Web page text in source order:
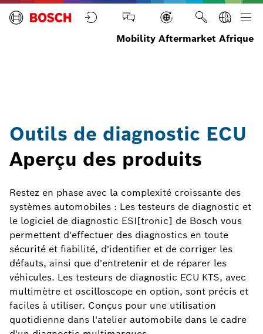
Mobility Aftermarket Afrique
Outils de diagnostic ECU
Aperçu des produits
Restez en phase avec la complexité croissante des
systèmes automobiles : Les testeurs de diagnostic et
le logiciel de diagnostic ESI[tronic] de Bosch vous
permettent d'effectuer des diagnostics en toute
sécurité et fiabilité, d'identifier et de corriger les
défauts, ainsi que d'entretenir et de réparer les
véhicules. Les testeurs de diagnostic ECU KTS, avec
multimètre et oscilloscope en option, sont précis et
faciles à utiliser. Conçus pour une utilisation
quotidienne dans l'atelier automobile dans le cadre